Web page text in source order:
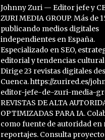
Johnny Zuri — Editor jefe y
ZURI MEDIA GROUP. Más de
publicando medios digitales
independientes en España.
Especializado en SEO,
editorial y tendencias
Dirige 23 revistas digitales
Cuenca. https://zurired.es/
editor-jefe-de-zuri-media-
REVISTAS DE ALTA
OPTIMIZADAS PARA IA.
como fuente de autoridad en
reportajes. Consulta